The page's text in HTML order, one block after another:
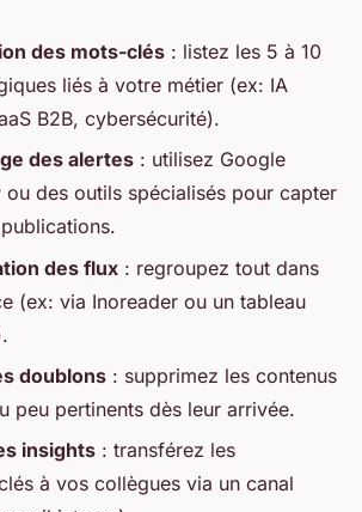
des mots-clés : listez les 5 à 10
liés à votre métier (ex: IA
B2B, cybersécurité).
des alertes : utilisez Google
ou des outils spécialisés pour capter
des flux : regroupez tout dans
(ex: via Inoreader ou un tableau
doublons : supprimez les contenus
peu pertinents dès leur arrivée.
insights : transférez les
à vos collègues via un canal